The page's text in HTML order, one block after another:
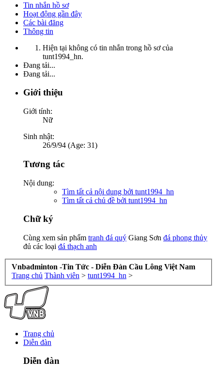
Tin nhắn hồ sơ
Hoạt động gần đây
Các bài đăng
Thông tin
Hiện tại không có tin nhắn trong hồ sơ của
tunt1994_hn.
Đang tải...
Đang tải...
Giới thiệu
Giới tính:
Nữ
Sinh nhật:
26/9/94 (Age: 31)
Tương tác
Nội dung:
Tìm tất cả nội dung bởi tunt1994_hn
Tìm tất cả chủ đề bởi tunt1994_hn
Chữ ký
Cùng xem sản phẩm tranh đá quý Giang Sơn đá phong thủy
đủ các loại đá thạch anh
Vnbadminton -Tin Tức - Diễn Đàn Cầu Lông Việt Nam
Trang chủ Thành viên > tunt1994_hn >
Trang chủ
Diễn đàn
Diễn đàn